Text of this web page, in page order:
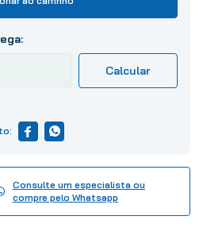
Consulte um especialista ou
compre pelo Whatsapp